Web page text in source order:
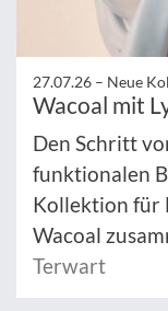
27.07.26 – Neue
Wacoal mit
Den Schritt
funktionalen
Kollektion für
Wacoal
Terwart